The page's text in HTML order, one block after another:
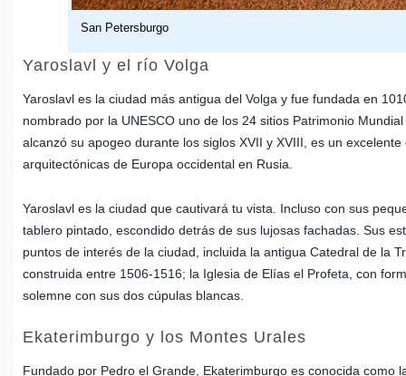
San Petersburgo
Yaroslavl y el río Volga
Yaroslavl es la ciudad más antigua del Volga y fue fundada en
nombrado por la UNESCO uno de los 24 sitios Patrimonio
alcanzó su apogeo durante los siglos XVII y XVIII, es un
arquitectónicas de Europa occidental en Rusia.
Yaroslavl es la ciudad que cautivará tu vista. Incluso con sus
tablero pintado, escondido detrás de sus lujosas fachadas. Sus
puntos de interés de la ciudad, incluida la antigua Catedral de la
construida entre 1506-1516; la Iglesia de Elías el Profeta, con
solemne con sus dos cúpulas blancas.
Ekaterimburgo y los Montes Urales
Fundado por Pedro el Grande, Ekaterimburgo es conocida como